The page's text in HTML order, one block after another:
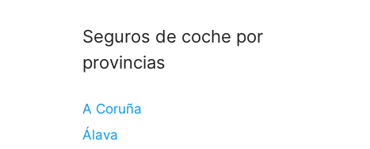
Seguros de coche por
provincias
A Coruña
Álava